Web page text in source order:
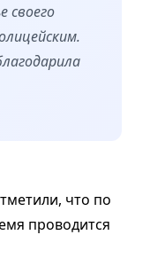
своего
что по
проводится